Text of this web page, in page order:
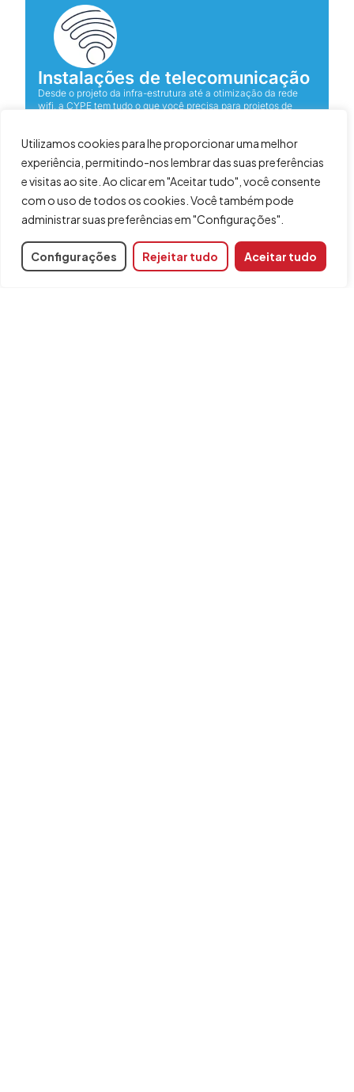
Utilizamos cookies para lhe proporcionar uma melhor
experiência, permitindo-nos lembrar das suas preferências
e visitas ao site. Ao clicar em "Aceitar tudo", você consente
com o uso de todos os cookies. Você também pode
administrar suas preferências em "Configurações".
Configurações Rejeitar tudo Aceitar tudo
Instalações de telecomunicação
Desde o projeto da infra-estrutura até a otimização da rede
wifi, a CYPE tem tudo o que você precisa para projetos de